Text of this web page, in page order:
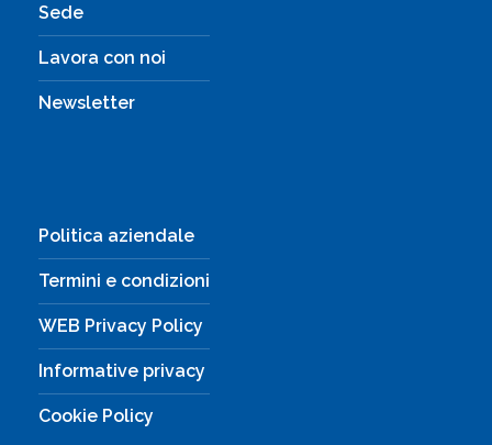
Sede
Lavora con noi
Newsletter
Politica aziendale
Termini e condizioni
WEB Privacy Policy
Informative privacy
Cookie Policy